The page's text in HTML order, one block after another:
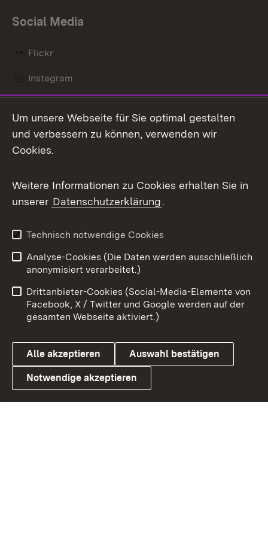
Social Media
Flickr
Instagram
Mastodon
Messenger
Social Wall
X / Twitter
Youtube
Link zum Landesportal
Benutzungshinweise
Barrierefreiheit
Datenschutz
Cookies
Um unsere Webseite für Sie optimal gestalten
und verbessern zu können, verwenden wir
Cookies.
Weitere Informationen zu Cookies erhalten Sie in
unserer Datenschutzerklärung.
Technisch notwendige Cookies
Analyse-Cookies (Die Daten werden ausschließlich
anonymisiert verarbeitet.)
Drittanbieter-Cookies (Social-Media-Elemente von
Facebook, X / Twitter und Google werden auf der
gesamten Webseite aktiviert.)
Alle akzeptieren Auswahl bestätigen
Notwendige akzeptieren